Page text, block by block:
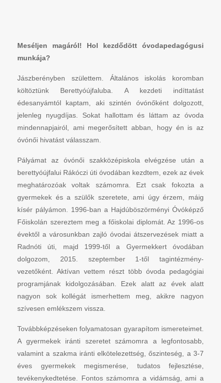
Meséljen magáról! Hol kezdődött óvodapedagógusi
munkája?
Jászberényben születtem. Általános iskolás koromban
költöztünk Berettyóújfaluba. A kezdeti indíttatást
édesanyámtól kaptam, aki szintén óvónőként dolgozott,
jelenleg nyugdíjas. Sokat hallottam és láttam az óvoda
mindennapjairól, ami megerősített abban, hogy én is az
óvónői hivatást válasszam.
Pályámat az óvónői szakközépiskola elvégzése után a
berettyóújfalui Rákóczi úti óvodában kezdtem, ezek az évek
meghatározóak voltak számomra. Ezt csak fokozta a
gyermekek és a szülők szeretete, ami úgy érzem, máig
kísér pályámon. 1996-ban a Hajdúböszörményi Óvóképző
Főiskolán szereztem meg a főiskolai diplomát. Az 1996-os
évektől a városunkban zajló óvodai átszervezések miatt a
Radnóti úti, majd 1999-től a Gyermekkert óvodában
dolgozom, 2015. szeptember 1-től tagintézmény-
vezetőként. Aktívan vettem részt több óvoda pedagógiai
programjának kidolgozásában. Ezek alatt az évek alatt
nagyon sok kollégát ismerhettem meg, akikre nagyon
szívesen emlékszem vissza.
Továbbképzéseken folyamatosan gyarapítom ismereteimet.
A gyermekek iránti szeretet számomra a legfontosabb,
valamint a szakma iránti elkötelezettség, őszinteség, a 3-7
éves gyermekek megismerése, tudatos fejlesztése,
tevékenykedtetése. Fontos számomra a vidámság, ami a